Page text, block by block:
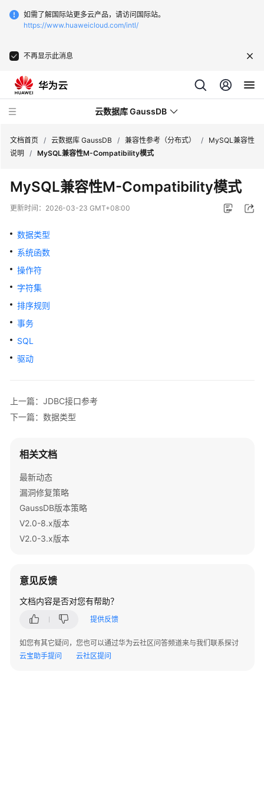
如需了解国际站更多云产品，请访问国际站。
https://www.huaweicloud.com/intl/
不再显示此消息
云数据库 GaussDB
新
动
务
公
告
产
品
介
说
明
速
门
用
户
指
开
发
指
调
优
文档首页 / 云数据库 GaussDB / 兼容性参考（分布式） /
MySQL兼容性
说明
/ MySQL兼容性M-Compatibility模式
MySQL兼容性M-Compatibility模式
更新时间： 2026-03-23 GMT+08:00
数据类型
系统函数
操作符
字符集
排序规则
事务
SQL
驱动
上一篇：JDBC接口参考
下一篇：数据类型
相关文档
最新动态
漏洞修复策略
GaussDB版本策略
V2.0-8.x版本
V2.0-3.x版本
意见反馈
文档内容是否对您有帮助？
提供反馈
如您有其它疑问，您也可以通过华为云社区问答频道来与我们联系探讨
云宝助手提问
云社区提问